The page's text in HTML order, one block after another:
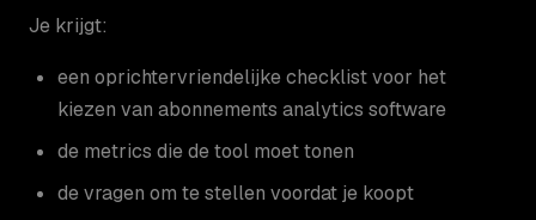
Je krijgt:
een oprichtervriendelijke checklist voor het
kiezen van abonnements analytics software
de metrics die de tool moet tonen
de vragen om te stellen voordat je koopt